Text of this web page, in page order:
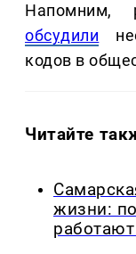
Напомним,
обсудили
кодов в
Читайте
жизни: